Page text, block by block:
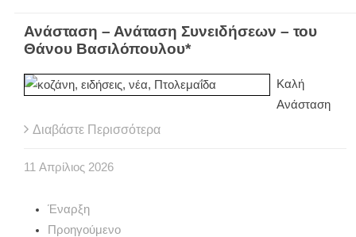
Ανάσταση – Ανάταση Συνειδήσεων – του
Θάνου Βασιλόπουλου*
Καλή
Ανάσταση
Διαβάστε Περισσότερα
11 Απρίλιος 2026
Έναρξη
Προηγούμενο